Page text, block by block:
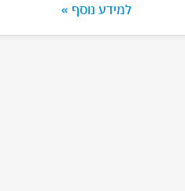
למידע נוסף »